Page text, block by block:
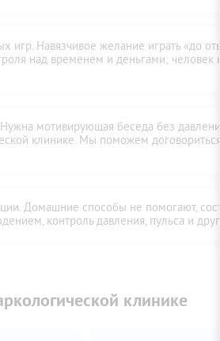
игр. Навязчивое желание играть «до
над временем и деньгами; человек
мотивирующая беседа без
клинике. Мы поможем договориться
Домашние способы не помогают,
контроль давления, пульса и
клинике